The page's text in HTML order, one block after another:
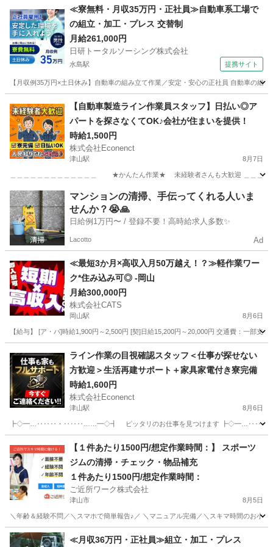
岡山駅 清掃
≪寮無料・月収35万円・正社員≫自動車系工場で
の組立・加工・プレス 交替制
月給261,000円
日研トータルソーシング株式会社
水島駅 提携サイト
【月収例35万円×土日休み】自動車の組み立て作業／安定・安心の正社員 自動車の
水島駅 その他
【自動車製造ライン作業員スタッフ】日払い◎ア
パートを探さなくてOK♪会社が住まいを提供！
時給1,500円
株式会社Econenct
津山駅 8月7日
＿＿＿＿＿＿＿＿＿＿＿＿＿ ★かんたん作業★ 未経験者さんも大歓迎 ＿＿＿＿
岡山 津山市 津山駅 工場 ライン
マンションの清掃、手伝ってくれる人いま
せんか？😭🙏
日給例1万円〜 / 登録不要！高時給求人多数✨
Lacotto Ad
≪最短3か月×高収入月50万越え！？≫軽作業ワー
ク*住み込み可◎ -岡山
月給300,000円
株式会社CATS
岡山駅 8月6日
【給与】 [ア・パ]時給1,900円～2,500円 [契]日給15,200円～20,000円 交通費：一部支
岡山駅 仕分け 住み込み
ライン作業の目視確認スタッフ＜仕事が探せない
方歓迎＞生活再建サポート＋家具家電付き寮完備
時給1,600円
株式会社Econenct
津山駅 8月6日
┣◇━…‥‥‥・‥‥‥……━◇┫ ピッタリのお仕事を見つけます ┣◇━…‥‥‥・
津山駅 工場 ライン
【１件あたり1500円/想定作業時間：】 スポーツ
ジムの清掃・チェック・物品補充
１件あたり1500円/想定作業時間：
ご近所ワーク株式会社
津山市 8月5日
＼年齢＆経験不問／＼スマホで簡単報告♪／ ＼マニュアル完備／＼スキマ時間のお小
岡山 津山市 その他
≪月収36万円・正社員≫組立・加工・プレス